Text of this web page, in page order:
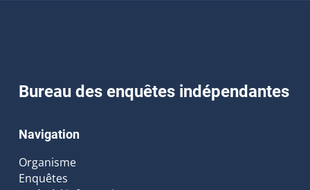
Bureau des enquêtes indépendantes
Navigation
Organisme
Enquêtes